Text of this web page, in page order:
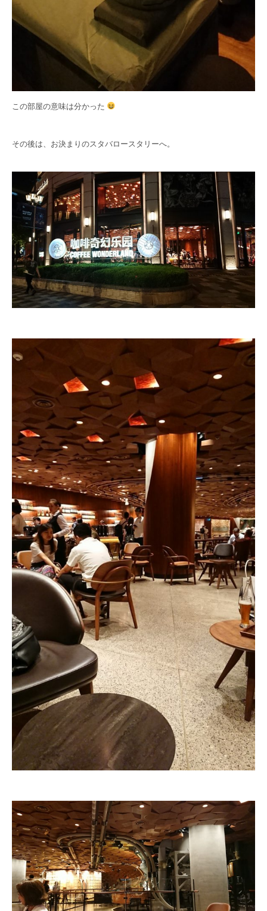
この部屋の意味は分かった
その後は、お決まりのスタバロースタリーへ。